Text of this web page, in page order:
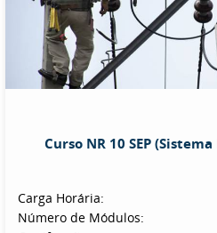
Curso NR 10 SEP
Carga Horária:
Número de Módulos: